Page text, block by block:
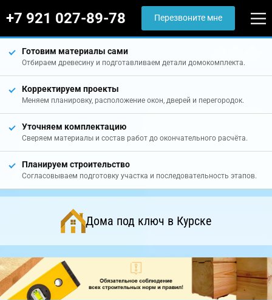
+7 921 027-89-78 Перезвоните мне
Готовим материалы сами
Отбираем древесину и подготавливаем детали домокомплекта.
Корректируем проекты
Меняем планировку, расположение окон, дверей и перегородок.
Уточняем комплектацию
Сверяем материалы и состав работ до окончательного расчёта.
Планируем строительство
Согласовываем подготовку участка и последовательность этапов.
Дома под ключ в Курске